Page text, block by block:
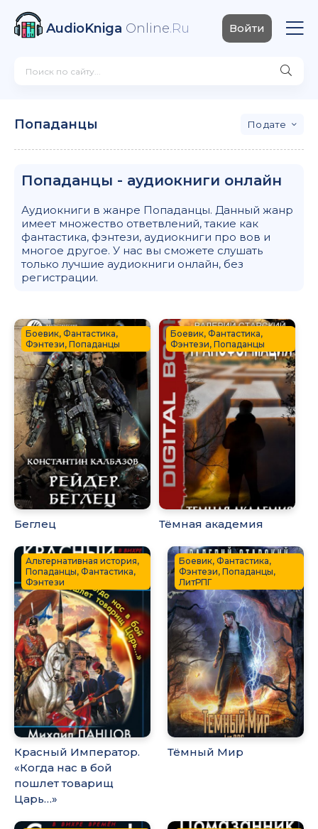
AudioKniga Online.Ru Войти
Попаданцы дате
Попаданцы - аудиокниги онлайн
Аудиокниги в жанре Попаданцы. Данный жанр
имеет множество ответвлений, такие как
фантастика, фэнтези, аудиокниги про вов и
многое другое. У нас вы сможете слушать
только лучшие аудиокниги онлайн, без
регистрации.
Боевик, Фантастика,
Фэнтези, Попаданцы
Беглец
Боевик, Фантастика,
Фэнтези, Попаданцы
Тёмная академия
Альтернативная история,
Попаданцы, Фантастика,
Фэнтези
Красный Император.
«Когда нас в бой
пошлет товарищ
Царь…»
Боевик, Фантастика,
Фэнтези, Попаданцы,
ЛитРПГ
Тёмный Мир